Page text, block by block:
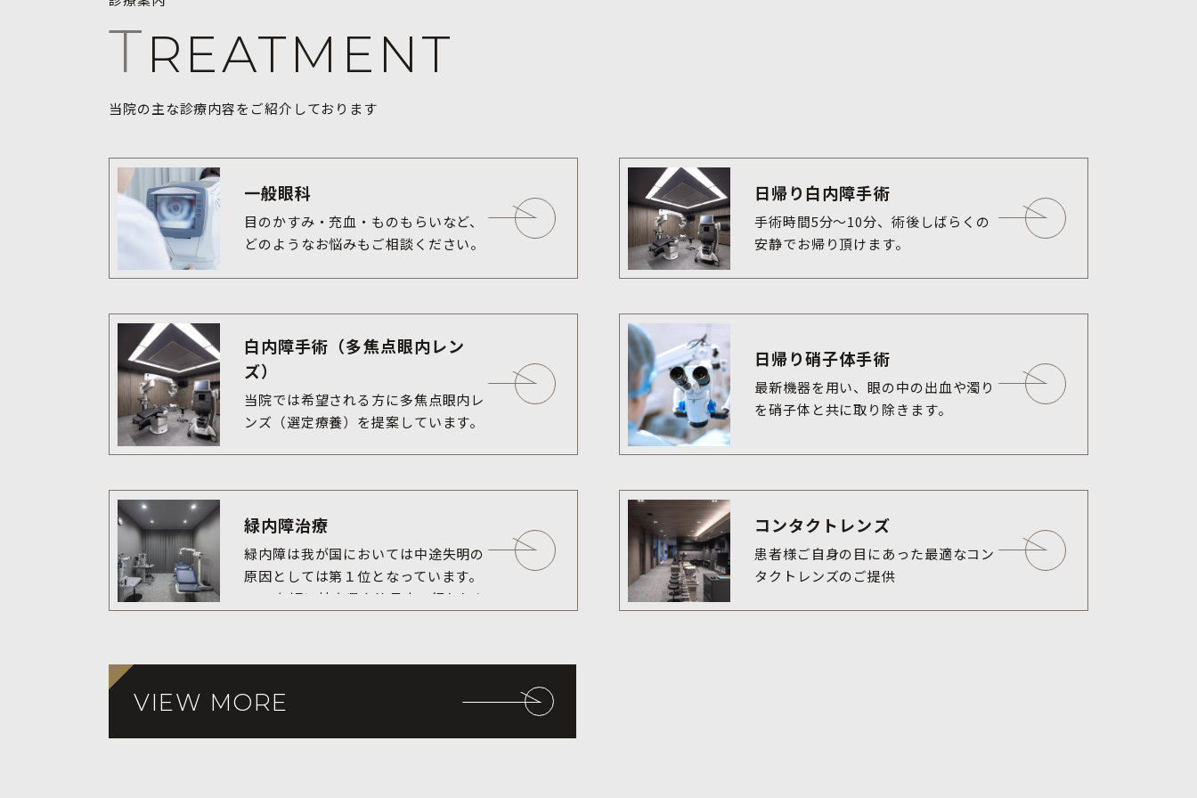
TREATMENT
当院の主な診療内容をご紹介しております
一般眼科
目のかすみ・充血・ものもらいなど、
どのようなお悩みもご相談ください。
日帰り白内障手術
手術時間5分〜10分、術後しばらくの
安静でお帰り頂けます。
白内障手術（多焦点眼内レン
ズ）
当院では希望される方に多焦点眼内レ
日帰り硝子体手術
最新機器を用い、眼の中の出血や濁り
を硝子体と共に取り除きます。
緑内障治療
緑内障は我が国においては中途失明の
原因としては第１位となっています。
2000年頃に岐阜県多治見市で行われた
した。つまり、40歳以上の成人では20
であることがわかります。
コンタクトレンズ
患者様ご自身の目にあった最適なコン
タクトレンズのご提供
VIEW MORE